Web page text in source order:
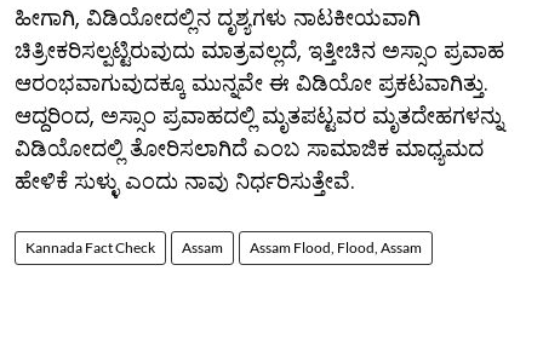
ಹೀಗಾಗಿ, ವಿಡಿಯೋದಲ್ಲಿನ ದೃಶ್ಯಗಳು ನಾಟಕೀಯವಾಗಿ
ಚಿತ್ರೀಕರಿಸಲ್ಪಟ್ಟಿರುವುದು ಮಾತ್ರವಲ್ಲದೆ, ಇತ್ತೀಚಿನ ಅಸ್ಸಾಂ ಪ್ರವಾಹ
ಆರಂಭವಾಗುವುದಕ್ಕೂ ಮುನ್ನವೇ ಈ ವಿಡಿಯೋ ಪ್ರಕಟವಾಗಿತ್ತು.
ಆದ್ದರಿಂದ, ಅಸ್ಸಾಂ ಪ್ರವಾಹದಲ್ಲಿ ಮೃತಪಟ್ಟವರ ಮೃತದೇಹಗಳನ್ನು
ವಿಡಿಯೋದಲ್ಲಿ ತೋರಿಸಲಾಗಿದೆ ಎಂಬ ಸಾಮಾಜಿಕ ಮಾಧ್ಯಮದ
ಹೇಳಿಕೆ ಸುಳ್ಳು ಎಂದು ನಾವು ನಿರ್ಧರಿಸುತ್ತೇವೆ.
Kannada Fact Check Assam Assam Flood, Flood, Assam